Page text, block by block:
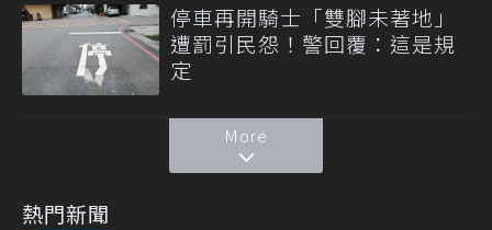
停車再開騎士「雙腳未著地」
遭罰引民怨！警回覆：這是規
定
More
熱門新聞